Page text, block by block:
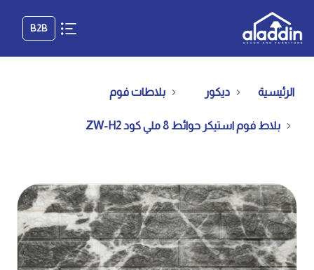
B2B
الرئيسية ديكور بلاطات فوم
بلاط فوم استيكر حوائط 8 ملي كود ZW-H2